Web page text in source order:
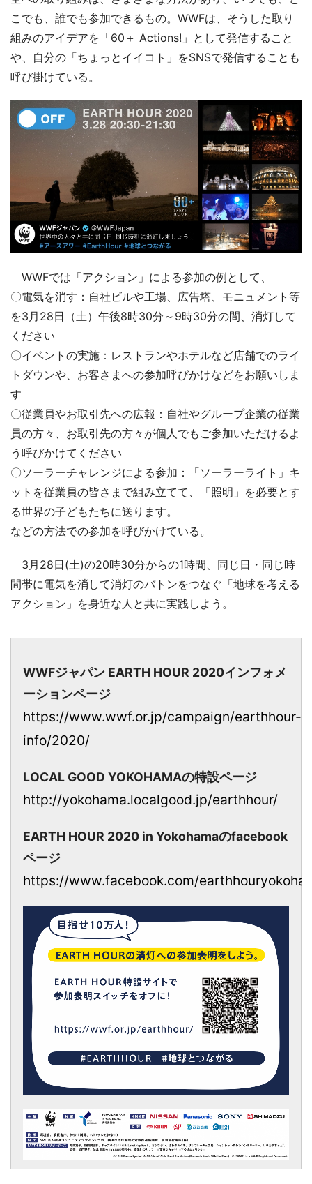
こでも、誰でも参加できるもの。WWFは、そうした取り
組みのアイデアを「60＋ Actions!」として発信すること
や、自分の「ちょっとイイコト」をSNSで発信することも
呼び掛けている。
WWFでは「アクション」による参加の例として、
〇電気を消す：自社ビルや工場、広告塔、モニュメント等
を3月28日（土）午後8時30分～9時30分の間、消灯して
ください
〇イベントの実施：レストランやホテルなど店舗でのライ
トダウンや、お客さまへの参加呼びかけなどをお願いしま
す
〇従業員やお取引先への広報：自社やグループ企業の従業
員の方々、お取引先の方々が個人でもご参加いただけるよ
う呼びかけてください
〇ソーラーチャレンジによる参加：「ソーラーライト」キ
ットを従業員の皆さまで組み立てて、「照明」を必要とす
る世界の子どもたちに送ります。
などの方法での参加を呼びかけている。
3月28日(土)の20時30分からの1時間、同じ日・同じ時
間帯に電気を消して消灯のバトンをつなぐ「地球を考える
アクション」を身近な人と共に実践しよう。
WWFジャパン EARTH HOUR 2020インフォメ
ーションページ
https://www.wwf.or.jp/campaign/earthhour-
info/2020/
LOCAL GOOD YOKOHAMAの特設ページ
http://yokohama.localgood.jp/earthhour/
EARTH HOUR 2020 in Yokohamaのfacebook
ページ
https://www.facebook.com/